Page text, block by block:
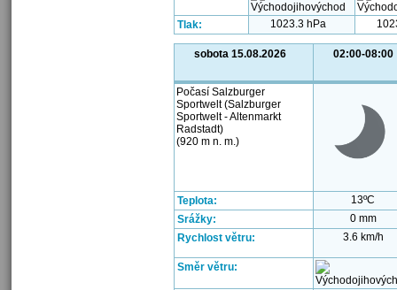
Tlak: 1023.3 hPa
sobota 15.08.2026 02:00-08:00
Počasí Salzburger
Sportwelt (Salzburger
Sportwelt - Altenmarkt
Radstadt)
(920 m n. m.)
Teplota:
13ºC
Srážky:
0 mm
Rychlost větru:
3.6 km/h
Směr větru: